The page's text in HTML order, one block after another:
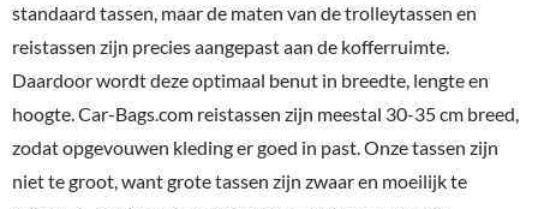
standaard tassen, maar de maten van de trolleytassen en
reistassen zijn precies aangepast aan de kofferruimte.
Daardoor wordt deze optimaal benut in breedte, lengte en
hoogte. Car-Bags.com reistassen zijn meestal 30-35 cm breed,
zodat opgevouwen kleding er goed in past. Onze tassen zijn
niet te groot, want grote tassen zijn zwaar en moeilijk te